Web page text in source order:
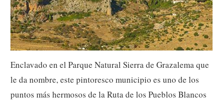
Enclavado en el Parque Natural Sierra de Grazalema que
le da nombre, este pintoresco municipio es uno de los
puntos más hermosos de la Ruta de los Pueblos Blancos